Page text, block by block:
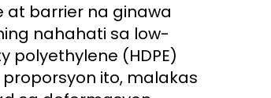
barrier na ginawa
nahahati sa low-
polyethylene (HDPE)
ito, malakas